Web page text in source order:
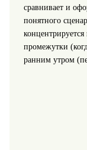
сравнивает и
понятного
промежутки
ранним утром